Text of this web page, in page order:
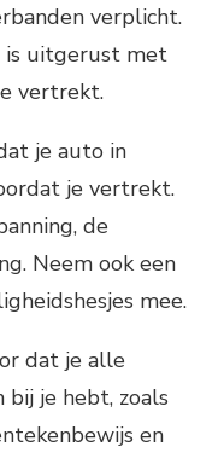
verplicht.
is uitgerust met
vertrekt.
je auto in
je vertrekt.
de
Neem ook een
mee.
dat je alle
je hebt, zoals
en